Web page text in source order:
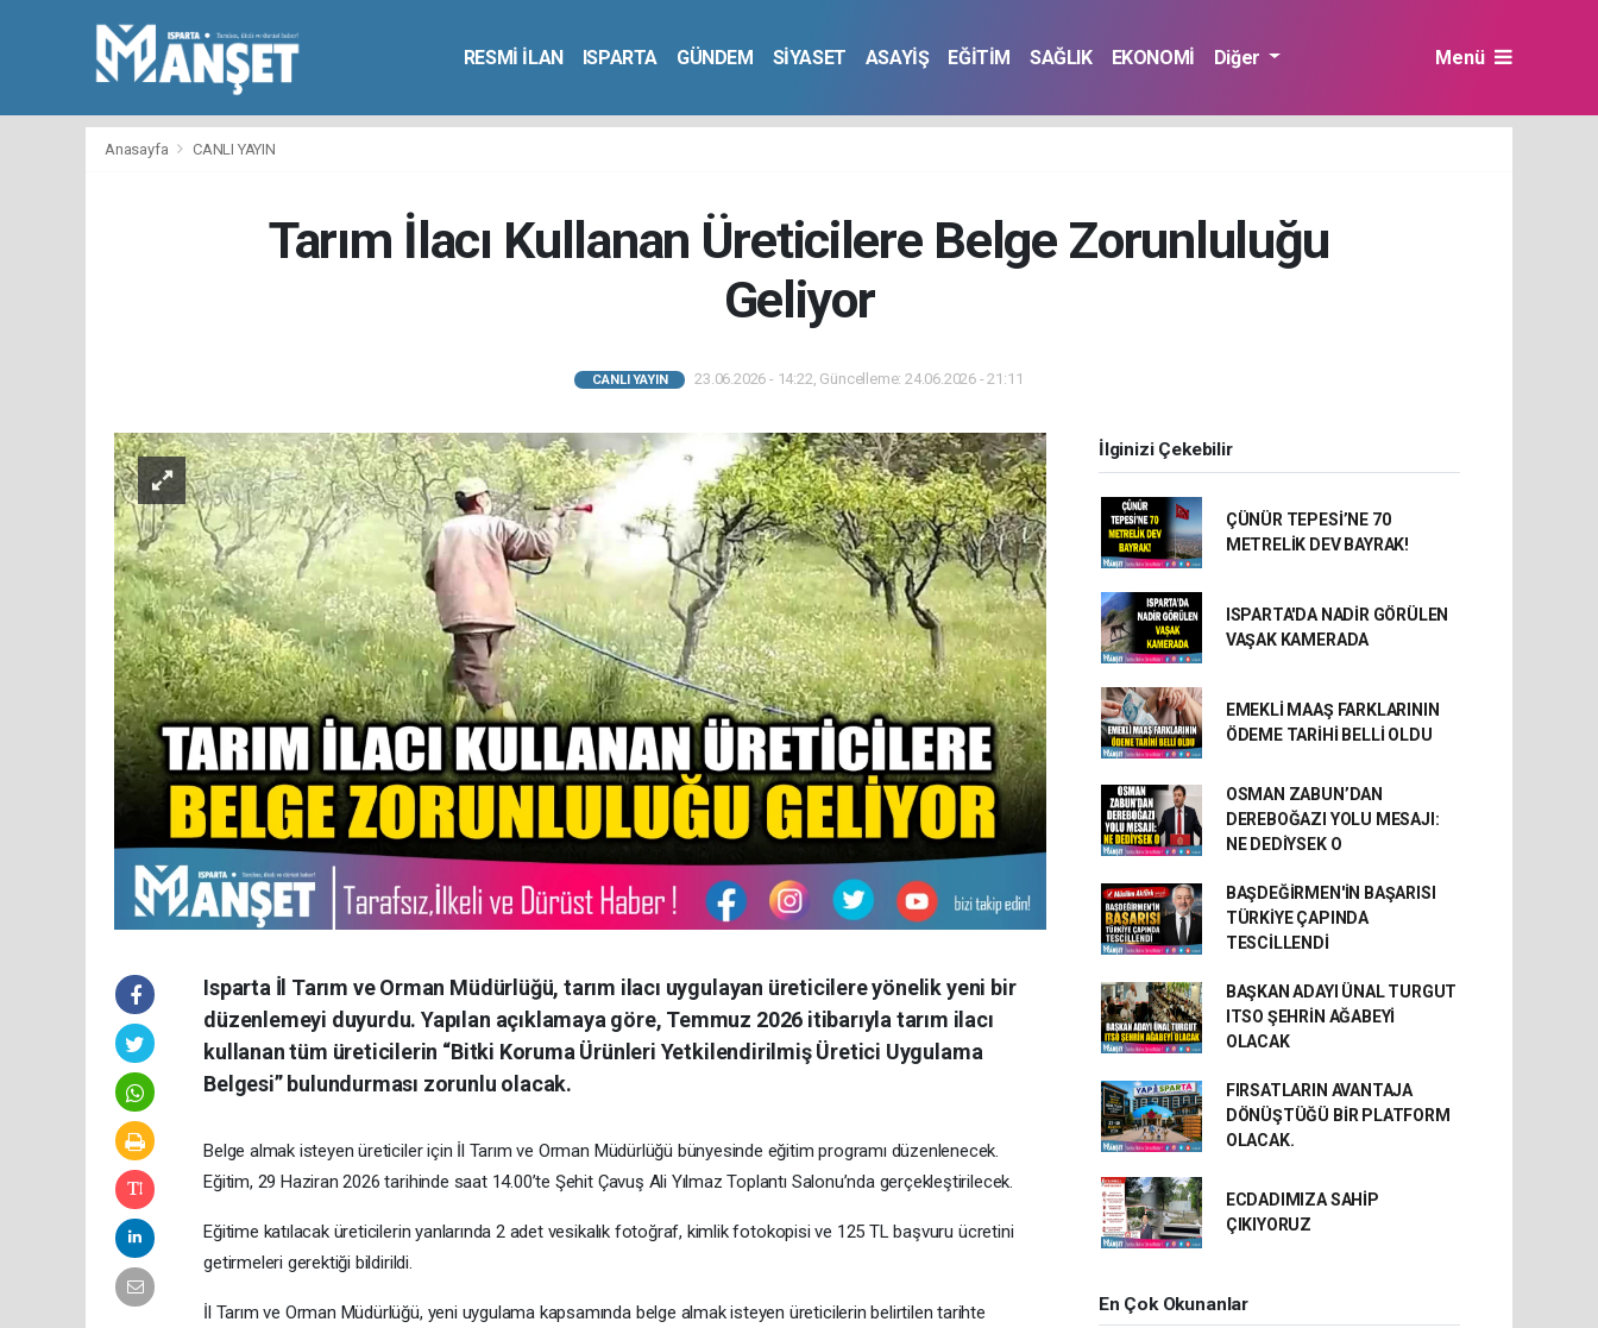
RESMİ İLAN ISPARTA GÜNDEM SİYASET ASAYİŞ EĞİTİM SAĞLIK EKONOMİ Diğer Menü
Anasayfa CANLI YAYIN
Tarım İlacı Kullanan Üreticilere Belge Zorunluluğu
Geliyor
CANLI YAYIN 23.06.2026 - 14:22, Güncelleme: 24.06.2026 - 21:11
Isparta İl Tarım ve Orman Müdürlüğü, tarım ilacı uygulayan üreticilere yönelik yeni bir
düzenlemeyi duyurdu. Yapılan açıklamaya göre, Temmuz 2026 itibarıyla tarım ilacı
kullanan tüm üreticilerin “Bitki Koruma Ürünleri Yetkilendirilmiş Üretici Uygulama
Belgesi” bulundurması zorunlu olacak.
Belge almak isteyen üreticiler için İl Tarım ve Orman Müdürlüğü bünyesinde eğitim programı düzenlenecek.
Eğitim, 29 Haziran 2026 tarihinde saat 14.00’te Şehit Çavuş Ali Yılmaz Toplantı Salonu’nda gerçekleştirilecek.
Eğitime katılacak üreticilerin yanlarında 2 adet vesikalık fotoğraf, kimlik fotokopisi ve 125 TL başvuru ücretini
getirmeleri gerektiği bildirildi.
İl Tarım ve Orman Müdürlüğü, yeni uygulama kapsamında belge almak isteyen üreticilerin belirtilen tarihte
İlginizi Çekebilir
ÇÜNÜR TEPESİ’NE 70
METRELİK DEV BAYRAK!
ISPARTA'DA NADİR GÖRÜLEN
VAŞAK KAMERADA
EMEKLİ MAAŞ FARKLARININ
ÖDEME TARİHİ BELLİ OLDU
OSMAN ZABUN’DAN
DEREBOĞAZI YOLU MESAJI:
NE DEDİYSEK O
BAŞDEĞİRMEN'İN BAŞARISI
TÜRKİYE ÇAPINDA
TESCİLLENDİ
BAŞKAN ADAYI ÜNAL TURGUT
ITSO ŞEHRİN AĞABEYİ
OLACAK
FIRSATLARIN AVANTAJA
DÖNÜŞTÜĞÜ BİR PLATFORM
OLACAK.
ECDADIMIZA SAHİP
ÇIKIYORUZ
En Çok Okunanlar